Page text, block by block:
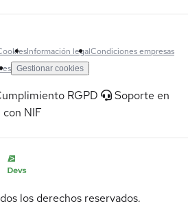
Información legalCondiciones empresas
Gestionar cookies
RGPD
Soporte en
con NIF
los derechos reservados.